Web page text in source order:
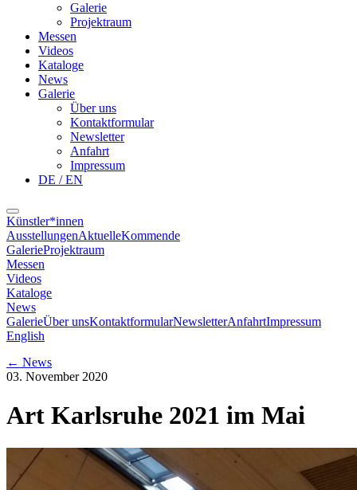
Galerie
Projektraum
Messen
Videos
Kataloge
News
Galerie
Über uns
Kontaktformular
Newsletter
Anfahrt
Impressum
DE / EN
Künstler*innen
AusstellungenAktuelleKommende
GalerieProjektraum
Messen
Videos
Kataloge
News
GalerieÜber unsKontaktformularNewsletterAnfahrtImpressum
English
← News
03. November 2020
Art Karlsruhe 2021 im Mai